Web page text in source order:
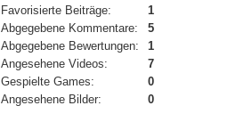
Favorisierte Beiträge:
1
Abgegebene Kommentare:
5
Abgegebene Bewertungen:
1
Angesehene Videos:
7
Gespielte Games:
0
Angesehene Bilder:
0